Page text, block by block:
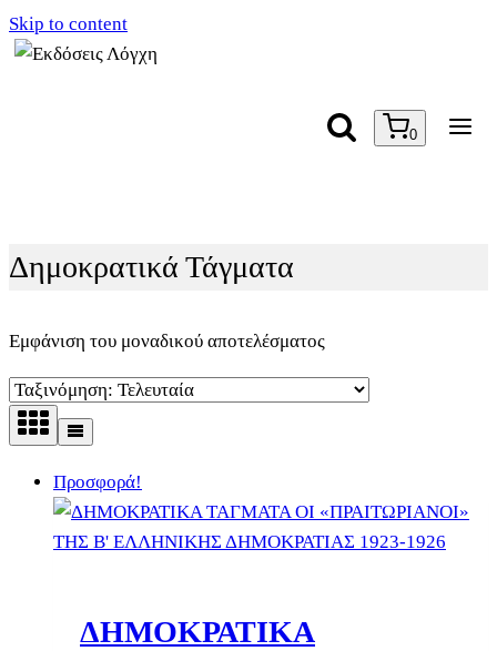
Skip to content
0
Δημοκρατικά Τάγματα
Εμφάνιση του μοναδικού αποτελέσματος
Προσφορά!
ΔΗΜΟΚΡΑΤΙΚΑ